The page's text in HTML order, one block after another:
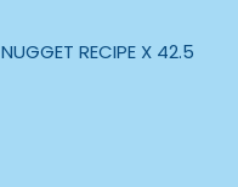
RECIPE X 42.5